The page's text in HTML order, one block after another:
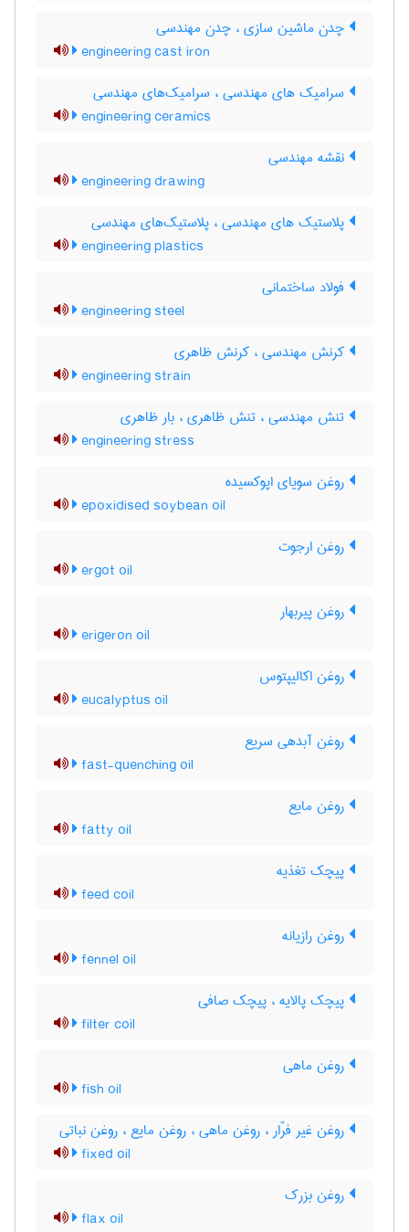
چدن ماشین سازی ، چدن مهندسی
engineering cast iron
سرامیک های مهندسی ، سرامیک‌های مهندسی
engineering ceramics
نقشه مهندسی
engineering drawing
پلاستیک های مهندسی ، پلاستیک‌های مهندسی
engineering plastics
فولاد ساختمانی
engineering steel
کرنش مهندسی ، کرنش ظاهری
engineering strain
تنش مهندسی ، تنش ظاهری ، بار ظاهری
engineering stress
روغن سویای اپوکسیده
epoxidised soybean oil
روغن ارجوت
ergot oil
روغن پیربهار
erigeron oil
روغن اکالیپتوس
eucalyptus oil
روغن آبدهی سریع
fast-quenching oil
روغن مایع
fatty oil
پیچک تغذیه
feed coil
روغن رازیانه
fennel oil
پیچک پالایه ، پیچک صافی
filter coil
روغن ماهی
fish oil
روغن غیر فرّار ، روغن ماهی ، روغن مایع ، روغن نباتی
fixed oil
روغن بزرک
flax oil